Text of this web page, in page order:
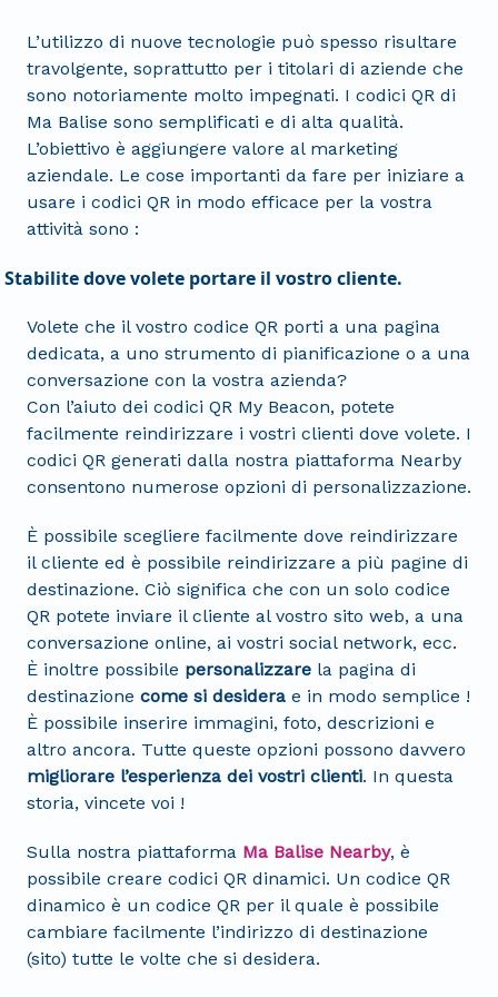
L’utilizzo di nuove tecnologie può spesso risultare
travolgente, soprattutto per i titolari di aziende che
sono notoriamente molto impegnati. I codici QR di
Ma Balise sono semplificati e di alta qualità.
L’obiettivo è aggiungere valore al marketing
aziendale. Le cose importanti da fare per iniziare a
usare i codici QR in modo efficace per la vostra
attività sono :
Stabilite dove volete portare il vostro cliente.
Volete che il vostro codice QR porti a una pagina
dedicata, a uno strumento di pianificazione o a una
conversazione con la vostra azienda?
Con l’aiuto dei codici QR My Beacon, potete
facilmente reindirizzare i vostri clienti dove volete. I
codici QR generati dalla nostra piattaforma Nearby
consentono numerose opzioni di personalizzazione.
È possibile scegliere facilmente dove reindirizzare
il cliente ed è possibile reindirizzare a più pagine di
destinazione. Ciò significa che con un solo codice
QR potete inviare il cliente al vostro sito web, a una
conversazione online, ai vostri social network, ecc.
È inoltre possibile personalizzare la pagina di
destinazione come si desidera e in modo semplice !
È possibile inserire immagini, foto, descrizioni e
altro ancora. Tutte queste opzioni possono davvero
migliorare l’esperienza dei vostri clienti. In questa
storia, vincete voi !
Sulla nostra piattaforma Ma Balise Nearby, è
possibile creare codici QR dinamici. Un codice QR
dinamico è un codice QR per il quale è possibile
cambiare facilmente l’indirizzo di destinazione
(sito) tutte le volte che si desidera.